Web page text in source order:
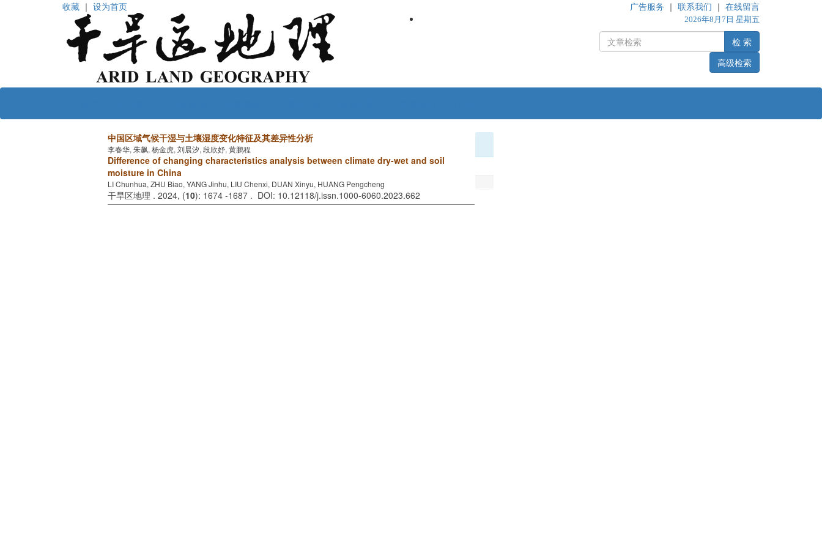
收藏 ｜ 设为首页 广告服务 ｜ 联系我们 ｜ 在线留言
2026年8月7日 星期五
检 索
高级检索
中国区域气候干湿与土壤湿度变化特征及其差异性分析
李春华, 朱飙, 杨金虎, 刘晨汐, 段欣妤, 黄鹏程
Difference of changing characteristics analysis between climate dry-wet and soil
moisture in China
LI Chunhua, ZHU Biao, YANG Jinhu, LIU Chenxi, DUAN Xinyu, HUANG Pengcheng
干旱区地理 . 2024, (10): 1674 -1687 . DOI: 10.12118/j.issn.1000-6060.2023.662